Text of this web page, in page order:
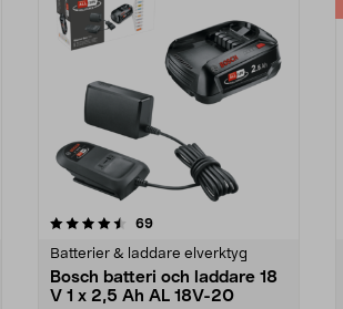
69recensioner
Batterier & laddare elverktyg
Bosch batteri och laddare 18
V 1 x 2,5 Ah AL 18V-20
4.5 av 5 stjärnor